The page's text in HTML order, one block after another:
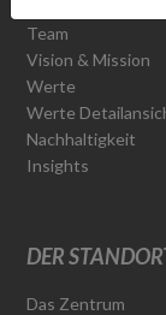
Team
Vision & Mission
Werte
Werte
Nachhaltigkeit
Insights
DER
Das Zentrum